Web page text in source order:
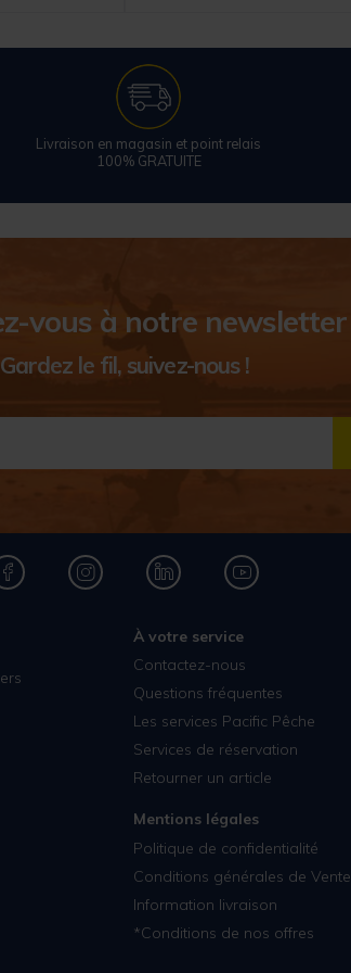
Livraison en magasin et point relais
100% GRATUITE
vous à notre newsletter
Gardez le fil, suivez-nous !
À votre service
Contactez-nous
Questions fréquentes
Les services Pacific Pêche
Services de réservation
Retourner un article
Mentions légales
Politique de confidentialité
Conditions générales de Vente
Information livraison
*Conditions de nos offres